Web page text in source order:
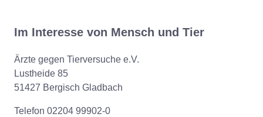
Im Interesse von Mensch und Tier
Ärzte gegen Tierversuche e.V.
Lustheide 85
51427 Bergisch Gladbach
Telefon 02204 99902-0